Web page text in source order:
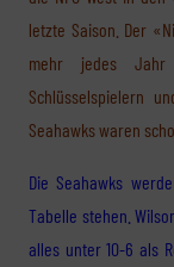
letzte Saison. Der
mehr jedes
Schlüsselspielern
Seahawks waren
Die Seahawks
Tabelle stehen.
alles unter 10-6 als